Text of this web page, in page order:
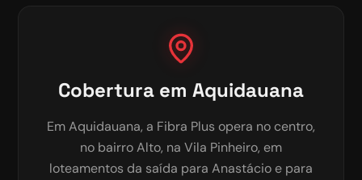
Cobertura em Aquidauana
Em Aquidauana, a Fibra Plus opera no centro,
no bairro Alto, na Vila Pinheiro, em
loteamentos da saída para Anastácio e para